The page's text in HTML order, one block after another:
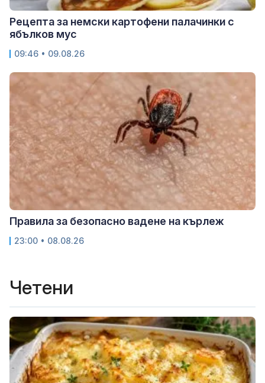
Рецепта за немски картофени палачинки с
ябълков мус
09:46 • 09.08.26
Правила за безопасно вадене на кърлеж
23:00 • 08.08.26
Четени